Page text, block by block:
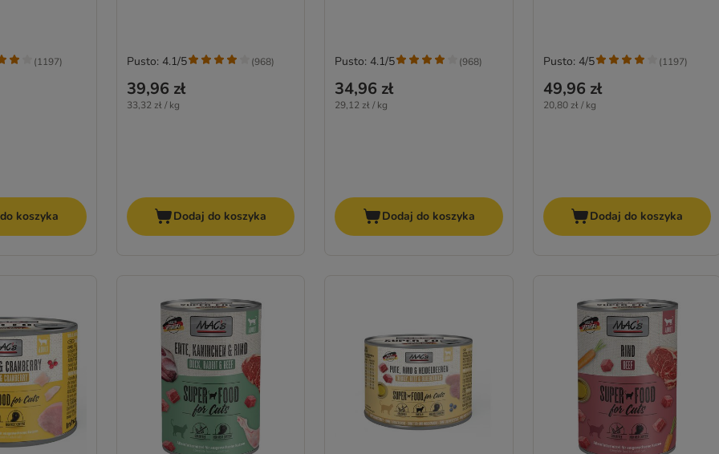
(1197)
koszyka
39,96 zł
33,32 zł / kg
Pusto: 4.1/5 (968)
Dodaj do koszyka
34,96 zł
29,12 zł / kg
Pusto: 4.1/5 (968)
Dodaj do koszyka
49,96 zł
20,80 zł / kg
Pusto: 4/5 (1197)
Dodaj do koszyka